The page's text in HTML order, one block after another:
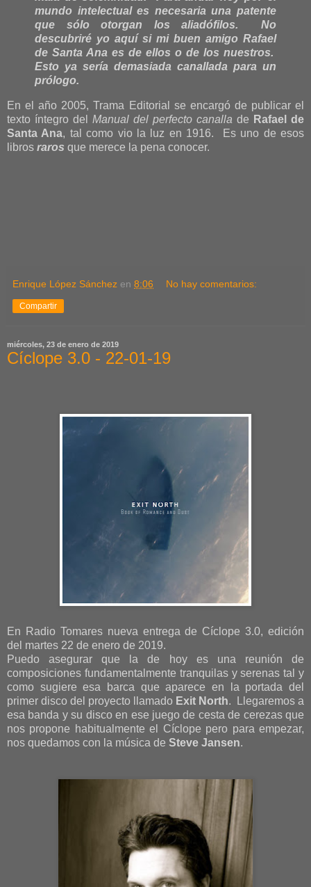
mundo intelectual es necesaria una patente
que sólo otorgan los aliadófilos. No
descubriré yo aquí si mi buen amigo Rafael
de Santa Ana es de ellos o de los nuestros.
Esto ya sería demasiada canallada para un
prólogo.
En el año 2005, Trama Editorial se encargó de publicar el
texto íntegro del Manual del perfecto canalla de Rafael de
Santa Ana, tal como vio la luz en 1916. Es uno de esos
libros raros que merece la pena conocer.
Enrique López Sánchez en 8:06 No hay comentarios:
Compartir
miércoles, 23 de enero de 2019
Cíclope 3.0 - 22-01-19
En Radio Tomares nueva entrega de Cíclope 3.0, edición
del martes 22 de enero de 2019.
Puedo asegurar que la de hoy es una reunión de
composiciones fundamentalmente tranquilas y serenas tal y
como sugiere esa barca que aparece en la portada del
primer disco del proyecto llamado Exit North. Llegaremos a
esa banda y su disco en ese juego de cesta de cerezas que
nos propone habitualmente el Cíclope pero para empezar,
nos quedamos con la música de Steve Jansen.